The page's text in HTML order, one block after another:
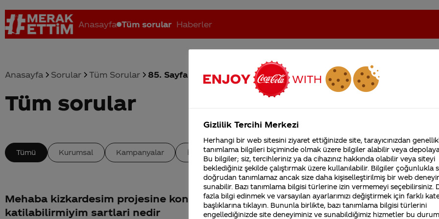
Anasayfa Tüm sorular Haberler
Coca-Cola nerenin malı? Coca cola İsrail malı mı Yani ... Coca-Cola'nın Filistin'de fabr...
Anasayfa Sorular Tüm Sorular 85. Sayfa
Tüm sorular
Tümü Kurumsal Kampanyalar İçerik Sürdürülebilirlik Marka
Mehaba kizkardesim projesine konyadan
katilabilirmiyim sartlari nedir
Coca cola'nin içinde cochineal böceği
varmı?
Kurumsal
4355 Soru
Coca-Cola Şirketi
merak ettikleriniz.
Fabrikalarımız,
sertifikalarımız, faaliyet
gösterdiğimiz ülkeler,
tarihçemiz ve daha
Gizlilik Tercihi Merkezi
Herhangi bir web sitesini ziyaret ettiğinizde site, tarayıcınızdan
tanımlama bilgileri biçiminde olmak üzere bilgiler alabilir veya
Bu bilgiler; siz, tercihleriniz ya da cihazınız hakkında olabilir veya siteyi
beklediğiniz şekilde çalıştırmak üzere kullanılabilir. Bilgiler çoğunlukla
doğrudan tanımlamaz ancak size daha kişiselleştirilmiş bir web
sunabilir. Bazı tanımlama bilgisi türlerine izin vermemeyi seçebilirsiniz.
fazla bilgi edinmek ve varsayılan ayarlarımızı değiştirmek için farklı
başlıklarına tıklayın. Bununla birlikte, bazı tanımlama bilgisi türlerini
engellediğinizde site deneyiminiz ve sunabildiğimiz hizmetler bu